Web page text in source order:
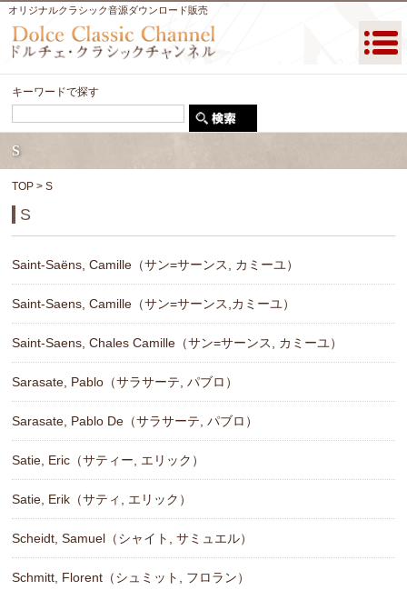
オリジナルクラシック音源ダウンロード販売
キーワードで探す
S
TOP > S
S
Saint-Saëns, Camille（サン=サーンス, カミーユ）
Saint-Saens, Camille（サン=サーンス,カミーユ）
Saint-Saens, Chales Camille（サン=サーンス, カミーユ）
Sarasate, Pablo（サラサーテ, パブロ）
Sarasate, Pablo De（サラサーテ, パブロ）
Satie, Eric（サティー, エリック）
Satie, Erik（サティ, エリック）
Scheidt, Samuel（シャイト, サミュエル）
Schmitt, Florent（シュミット, フロラン）